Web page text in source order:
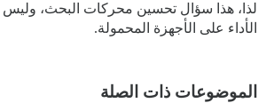
لذا، هذا سؤال تحسين محركات البحث،
الأداء على الأجهزة المحمولة.
الموضوعات ذات الصلة